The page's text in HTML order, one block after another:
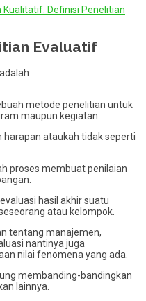
Kualitatif: Definisi Penelitian
Evaluatif
metode penelitian untuk
maupun kegiatan.
harapan ataukah tidak seperti
proses membuat penilaian
hasil akhir suatu
atau kelompok.
tentang manajemen,
nantinya juga
nilai fenomena yang ada.
membanding-bandingkan
lainnya.